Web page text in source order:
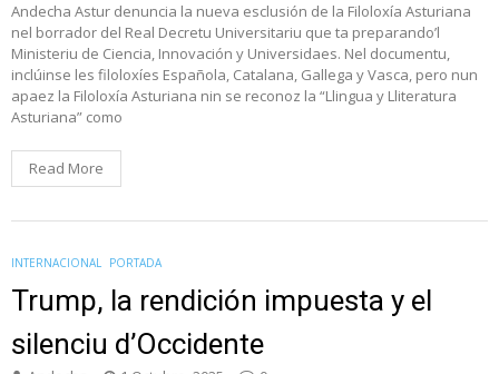
Andecha Astur denuncia la nueva esclusión de la Filoloxía Asturiana
nel borrador del Real Decretu Universitariu que ta preparando’l
Ministeriu de Ciencia, Innovación y Universidaes. Nel documentu,
inclúinse les filoloxíes Española, Catalana, Gallega y Vasca, pero nun
apaez la Filoloxía Asturiana nin se reconoz la “Llingua y Lliteratura
Asturiana” como
Read More
INTERNACIONAL PORTADA
Trump, la rendición impuesta y el
silenciu d’Occidente